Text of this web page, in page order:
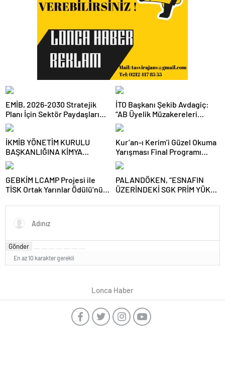
EMİB, 2026-2030 Stratejik
Planı İçin Sektör Paydaşlarını
Ortak Akıl Toplantısında
Buluşturdu
İTO Başkanı Şekib Avdagiç:
“AB Üyelik Müzakereleri
Uzatım Sürecine
Dönüşmemeli”
İKMİB YÖNETİM KURULU
BAŞKANLIĞINA KİMYA
SEKTÖRÜNÜN DENEYİMLİ
İSMİ VEFA İBRAHİM ARACI
SEÇİLDİ
Kur’an-ı Kerim’i Güzel Okuma
Yarışması Final Programı
Tamamlandı
GEBKİM LCAMP Projesi ile
TİSK Ortak Yarınlar Ödülü’nü
PALANDÖKEN, “ESNAFIN
ÜZERİNDEKİ SGK PRİM YÜKÜ
Gönder
En az 10 karakter gerekli
Lonca Haber